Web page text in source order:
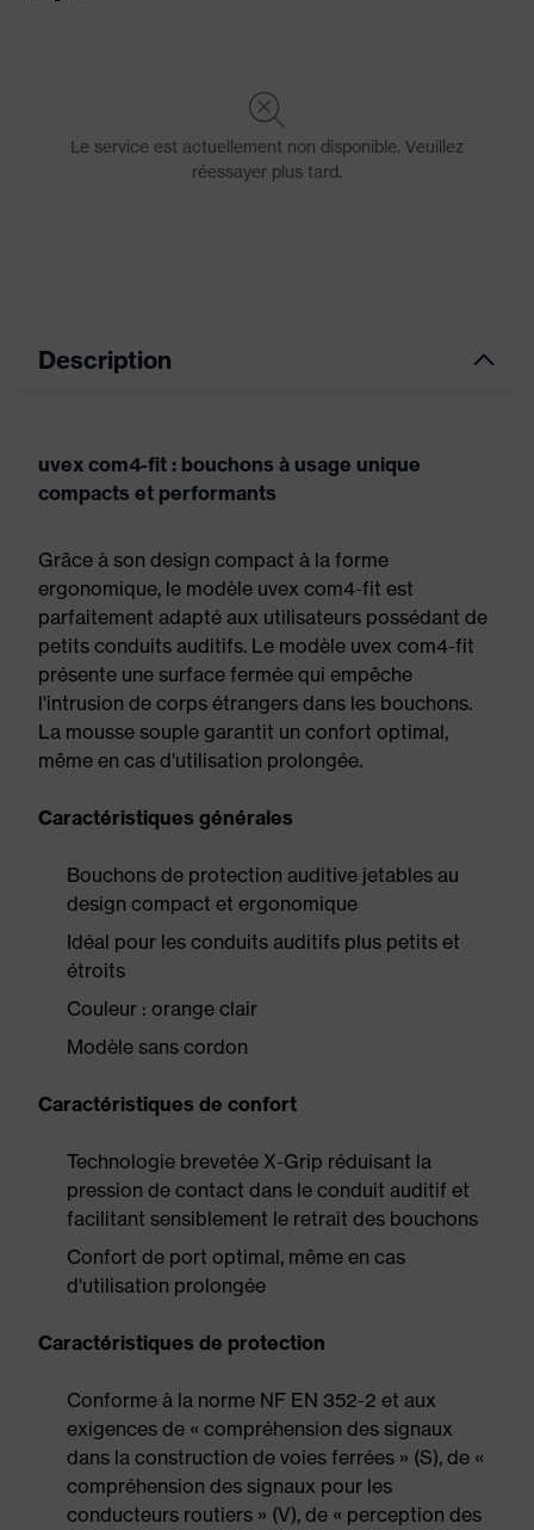
Description
uvex com4-fit : bouchons à usage unique
compacts et performants
Grâce à son design compact à la forme
ergonomique, le modèle uvex com4-fit est
parfaitement adapté aux utilisateurs possédant de
petits conduits auditifs. Le modèle uvex com4-fit
présente une surface fermée qui empêche
l'intrusion de corps étrangers dans les bouchons.
La mousse souple garantit un confort optimal,
même en cas d'utilisation prolongée.
Caractéristiques générales
Bouchons de protection auditive jetables au
design compact et ergonomique
Idéal pour les conduits auditifs plus petits et
étroits
Couleur : orange clair
Modèle sans cordon
Caractéristiques de confort
Technologie brevetée X-Grip réduisant la
pression de contact dans le conduit auditif et
facilitant sensiblement le retrait des bouchons
Confort de port optimal, même en cas
d'utilisation prolongée
Caractéristiques de protection
Conforme à la norme NF EN 352-2 et aux
exigences de « compréhension des signaux
dans la construction de voies ferrées » (S), de «
compréhension des signaux pour les
conducteurs routiers » (V), de « perception des